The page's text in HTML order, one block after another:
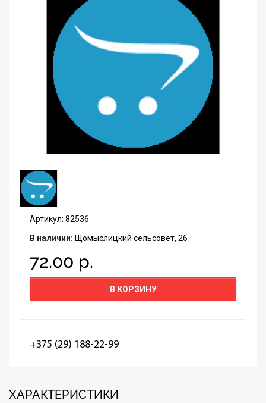
Артикул: 82536
В наличии: Щомыслицкий сельсовет, 26
72.00 р.
В КОРЗИНУ
+375 (29) 188-22-99
ХАРАКТЕРИСТИКИ